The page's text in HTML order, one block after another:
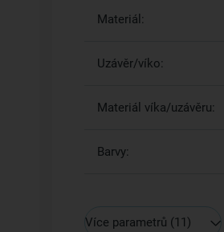
Materiál:
Uzávěr/víko:
Materiál víka/uzávěru:
Barvy:
Více parametrů (11)